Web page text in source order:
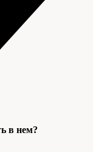
в нем?